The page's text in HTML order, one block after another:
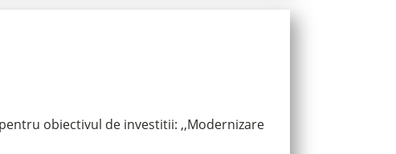
obiectivul de investitii: ,,Modernizare